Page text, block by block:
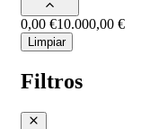
0,00 €10.000,00 €
Limpiar
Filtros